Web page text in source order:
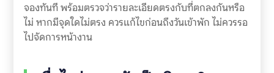
จองทันที พร้อมตรวจว่ารายละเอียดตรงกับที่ตกลงกันหรือ
ไม่ หากมีจุดใดไม่ตรง ควรแก้ไขก่อนถึงวันเข้าพัก ไม่ควรรอ
ไปจัดการหน้างาน